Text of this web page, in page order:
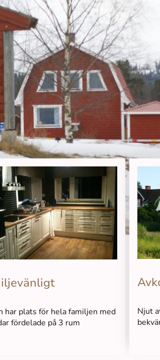
har plats för hela familjen med
fördelade på 3 rum
Njut